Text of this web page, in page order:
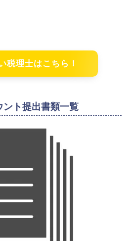
税理士はこちら！
ト提出書類一覧